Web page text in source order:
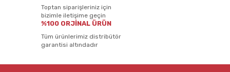
Toptan siparişleriniz için
bizimle iletişime geçin
%100 ORJİNAL ÜRÜN
Tüm ürünlerimiz distribütör
garantisi altındadır